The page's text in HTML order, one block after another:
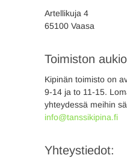
Artellikuja 4
65100 Vaasa
Toimiston
Kipinän toimisto on
9-14 ja to 11-15.
yhteydessä meihin
info@tanssikipina.fi
Yhteystiedot: